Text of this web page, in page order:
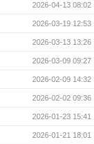
2026-04-13 08:02
2026-03-19 12:53
2026-03-13 13:26
2026-03-09 09:27
2026-02-09 14:32
2026-02-02 09:36
2026-01-23 15:41
2026-01-21 18:01